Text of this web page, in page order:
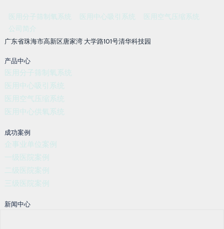
医用分子筛制氧系统 医用中心吸引系统
医用空气压缩系统
公司简介
广东省珠海市高新区唐家湾 大学路101号清华科技园
产品中心
医用分子筛制氧系统
医用中心吸引系统
医用空气压缩系统
医用中心供氧系统
成功案例
企事业单位案例
一级医院案例
二级医院案例
三级医院案例
新闻中心